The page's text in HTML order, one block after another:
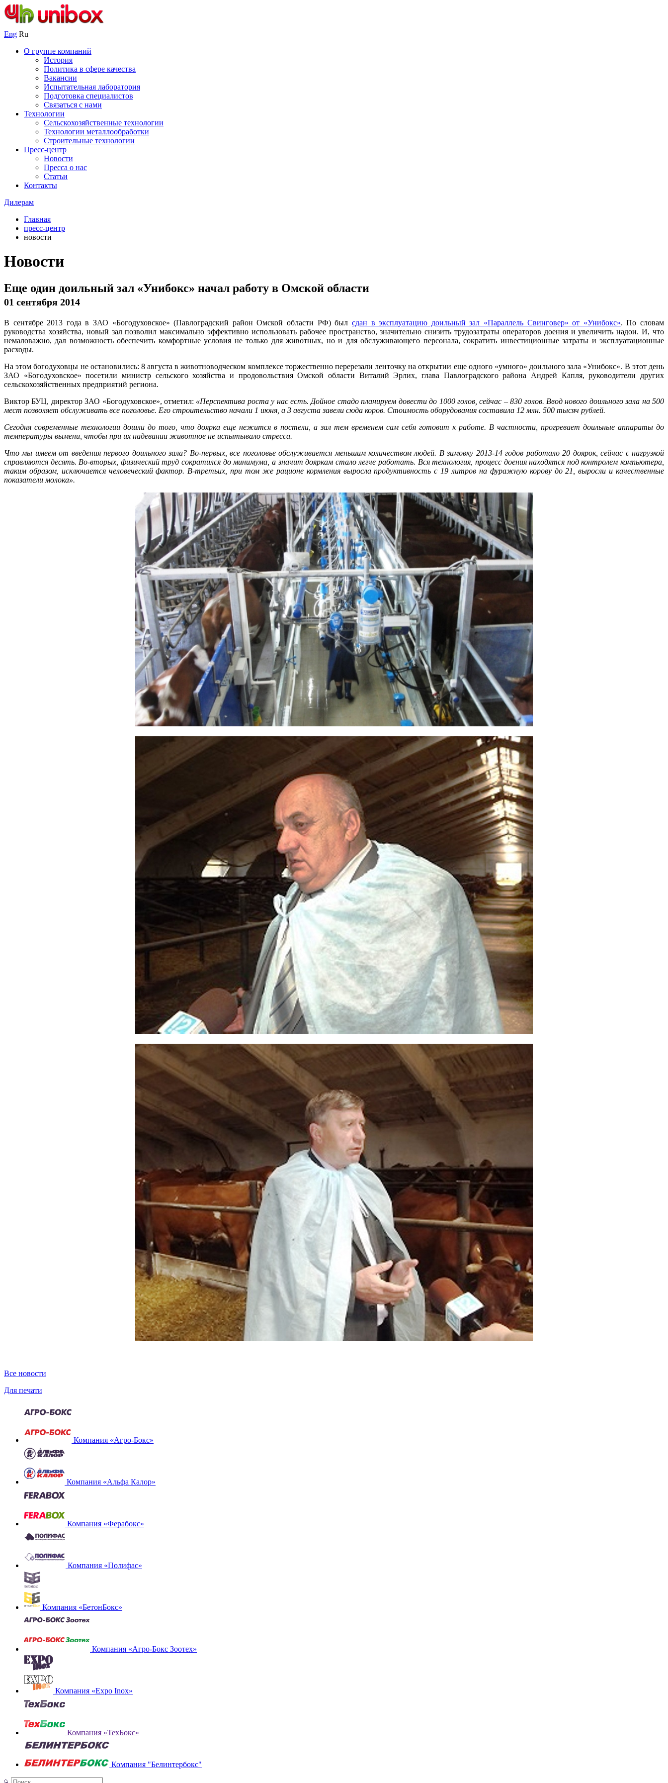
Eng Ru
О группе компаний
История
Политика в сфере качества
Вакансии
Испытательная лаборатория
Подготовка специалистов
Связаться с нами
Технологии
Сельскохозяйственные технологии
Технологии металлообработки
Строительные технологии
Пресс-центр
Новости
Пресса о нас
Статьи
Контакты
Дилерам
Главная
пресс-центр
новости
Новости
Еще один доильный зал «Унибокс» начал работу в Омской области
01 сентября 2014
В сентябре 2013 года в ЗАО «Богодуховское» (Павлоградский район Омской области РФ) был сдан в эксплуатацию доильный зал «Параллель Свинговер» от «Унибокс». По словам
руководства хозяйства, новый зал позволил максимально эффективно использовать рабочее пространство, значительно снизить трудозатраты операторов доения и увеличить надои. И, что
немаловажно, дал возможность обеспечить комфортные условия не только для животных, но и для обслуживающего персонала, сократить инвестиционные затраты и эксплуатационные
расходы.
На этом богодуховцы не остановились: 8 августа в животноводческом комплексе торжественно перерезали ленточку на открытии еще одного «умного» доильного зала «Унибокс». В этот день
ЗАО «Богодуховское» посетили министр сельского хозяйства и продовольствия Омской области Виталий Эрлих, глава Павлоградского района Андрей Капля, руководители других
сельскохозяйственных предприятий региона.
Виктор БУЦ, директор ЗАО «Богодуховское», отметил: «Перспектива роста у нас есть. Дойное стадо планируем довести до 1000 голов, сейчас – 830 голов. Ввод нового доильного зала на 500
мест позволяет обслуживать все поголовье. Его строительство начали 1 июня, а 3 августа завели сюда коров. Стоимость оборудования составила 12 млн. 500 тысяч рублей.
Сегодня современные технологии дошли до того, что доярка еще нежится в постели, а зал тем временем сам себя готовит к работе. В частности, прогревает доильные аппараты до
температуры вымени, чтобы при их надевании животное не испытывало стресса.
Что мы имеем от введения первого доильного зала? Во-первых, все поголовье обслуживается меньшим количеством людей. В зимовку 2013-14 годов работало 20 доярок, сейчас с нагрузкой
справляются десять. Во-вторых, физический труд сократился до минимума, а значит дояркам стало легче работать. Вся технология, процесс доения находятся под контролем компьютера,
таким образом, исключается человеческий фактор. В-третьих, при том же рационе кормления выросла продуктивность с 19 литров на фуражную корову до 21, выросли и качественные
показатели молока».
Все новости
Для печати
Компания «Агро-Бокс»
Компания «Альфа Калор»
Компания «Ферабокс»
Компания «Полифас»
Компания «БетонБокс»
Компания «Агро-Бокс Зоотех»
Компания «Expo Inox»
Компания «ТехБокс»
Компания "Белинтербокс"